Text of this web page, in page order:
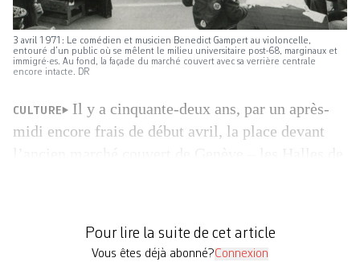
3 avril 1971: Le comédien et musicien Benedict Gampert au violoncelle,
entouré d’un public où se mêlent le milieu universitaire post-68, marginaux et
immigré·es. Au fond, la façade du marché couvert avec sa verrière centrale
encore intacte. DR
CULTURE
Il y a cinquante-deux ans, par un après-
midi encore frais de début avril, la place devant
et «fête populaire», plus loin encore des […]
Pour lire la suite de cet article
Vous êtes déjà abonné?Connexion